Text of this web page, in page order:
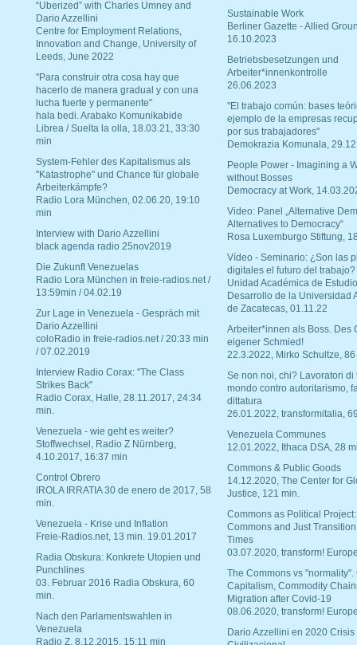
“Uberized” with Charles Umney and
Dario Azzellini
Centre for Employment Relations,
Innovation and Change, University of
Leeds, June 2022
"Para construir otra cosa hay que
hacerlo de manera gradual y con una
lucha fuerte y permanente"
hala bedi. Arabako Komunikabide
Librea / Suelta la olla, 18.03.21, 33:30
min
System-Fehler des Kapitalismus als
"Katastrophe" und Chance für globale
Arbeiterkämpfe?
Radio Lora München, 02.06.20, 19:10
min
Interview with Dario Azzellini
black agenda radio 25nov2019
Die Zukunft Venezuelas
Radio Lora München in freie-radios.net /
13:59min / 04.02.19
Zur Lage in Venezuela - Gespräch mit
Dario Azzellini
coloRadio in freie-radios.net / 20:33 min
/ 07.02.2019
Interview Radio Corax: "The Class
Strikes Back"
Radio Corax, Halle, 28.11.2017, 24:34
min.
Venezuela - wie geht es weiter?
Stoffwechsel, Radio Z Nürnberg,
4.10.2017, 16:37 min
Control Obrero
IROLA IRRATIA 30 de enero de 2017, 58
min.
Venezuela - Krise und Inflation
Freie-Radios.net, 13 min. 19.01.2017
Radia Obskura: Konkrete Utopien und
Punchlines
03. Februar 2016 Radia Obskura, 60
min.
Nach den Parlamentswahlen in
Venezuela
Radio Z, 8.12.2015, 15:11 min
Sustainable Work
Berliner Gazette - Allied
16.10.2023
Betriebsbesetzungen und
Arbeiter*innenkontrolle
26.06.2023
"El trabajo común: bases
ejemplo de la empresas
por sus trabajadores"
Demokrazia Komunala,
People Power - Imagining a
without Bosses
Democracy at Work,
Video: Panel „Alternative
Alternatives to Democracy“
Rosa Luxemburgo Stiftung,
Vídeo - Seminario: ¿Son las
digitales el futuro del trabajo?
Unidad Académica de
Desarrollo de la Universidad
de Zacatecas, 01.11.22
Arbeiter*innen als Boss. Des
eigener Schmied!
22.3.2022, Mirko Schultze, 86
Se non noi, chi? Lavoratori di
mondo contro autoritarismo,
dittatura
26.01.2022, transformitalia,
Venezuela Communes
12.01.2022, Ithaca DSA, 28
Commons & Public Goods
14.12.2020, The Center for
Justice, 121 min.
Commons as Political Project:
Commons and Just
Times
03.07.2020, transform!
The Commons vs "normality".
Capitalism, Commodity
Migration after Covid-19
08.06.2020, transform!
Dario Azzellini en 2020 Crisis